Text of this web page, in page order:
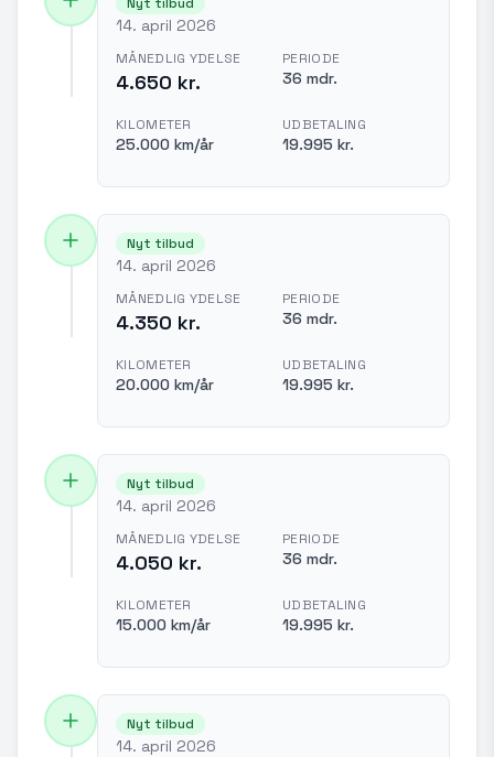
14. april 2026
MÅNEDLIG YDELSE
4.650 kr.
PERIODE
36 mdr.
KILOMETER
25.000 km/år
UDBETALING
19.995 kr.
Nyt tilbud
14. april 2026
MÅNEDLIG YDELSE
4.350 kr.
PERIODE
36 mdr.
KILOMETER
20.000 km/år
UDBETALING
19.995 kr.
Nyt tilbud
14. april 2026
MÅNEDLIG YDELSE
4.050 kr.
PERIODE
36 mdr.
KILOMETER
15.000 km/år
UDBETALING
19.995 kr.
Nyt tilbud
14. april 2026